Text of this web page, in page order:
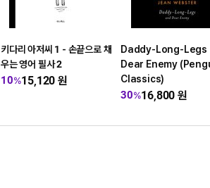
키다리 아저씨 1 - 손끝으로 채
우는 영어 필사 2
10%15,120원
Daddy-Long-Legs
Dear Enemy
Classics)
30%16,800원